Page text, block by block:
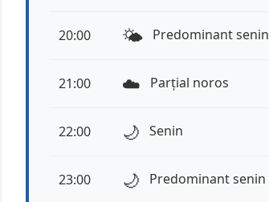
20:00 🌤️ Predominant senin
21:00 ☁️ Parțial noros
22:00 🌙 Senin
23:00 🌙 Predominant senin